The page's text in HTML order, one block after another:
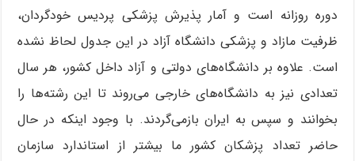
دوره روزانه است و آمار پذیرش پزشکی پردیس خودگردان،
ظرفیت مازاد و پزشکی دانشگاه آزاد در این جدول لحاظ نشده
است. علاوه بر دانشگاه‌های دولتی و آزاد داخل کشور، هر سال
تعدادی نیز به دانشگاه‌های خارجی می‌روند تا این رشته‌ها را
بخوانند و سپس به ایران بازمی‌گردند. با وجود اینکه در حال
حاضر تعداد پزشکان کشور ما بیشتر از استاندارد سازمان